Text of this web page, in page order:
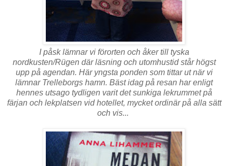
I påsk lämnar vi förorten och åker till tyska
nordkusten/Rügen där läsning och utomhustid står högst
upp på agendan. Här yngsta ponden som tittar ut när vi
lämnar Trelleborgs hamn. Bäst idag på resan har enligt
hennes utsago tydligen varit det sunkiga lekrummet på
färjan och lekplatsen vid hotellet, mycket ordinär på alla sätt
och vis...